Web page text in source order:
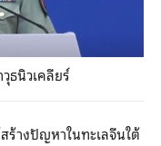
ธนิวเคลียร์
างปัญหาในทะเลจีนใต้